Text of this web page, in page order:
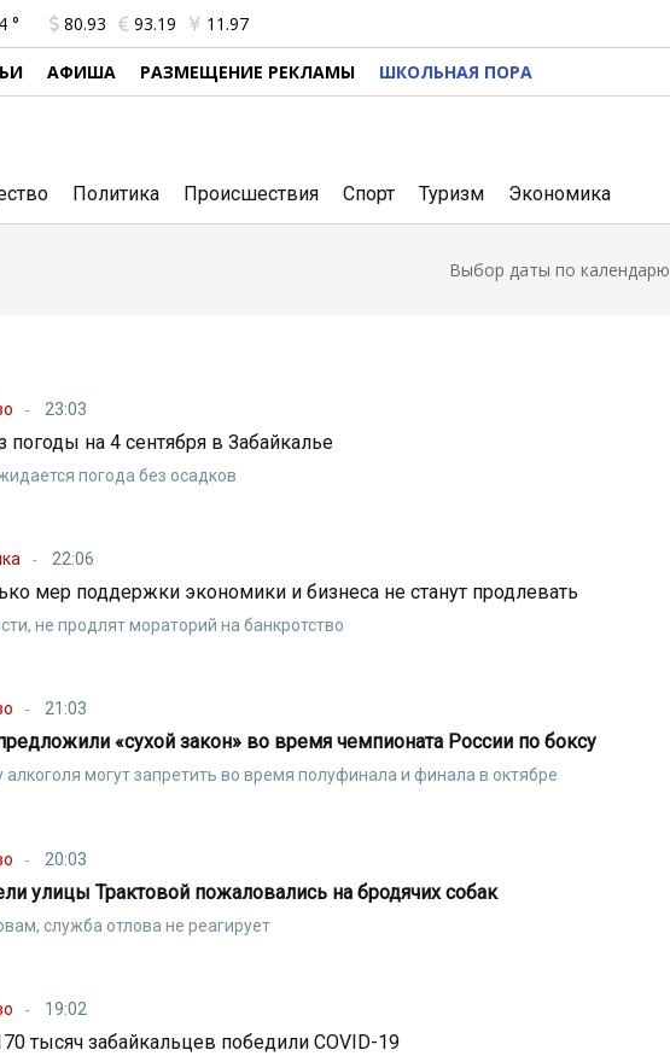
° 80.93 93.19 11.97
АФИША РАЗМЕЩЕНИЕ РЕКЛАМЫ ШКОЛЬНАЯ ПОРА
Политика Происшествия Спорт Туризм Экономика
Выбор даты по календарю
23:03
погоды на 4 сентября в Забайкалье
погода без осадков
22:06
мер поддержки экономики и бизнеса не станут продлевать
не продлят мораторий на банкротство
21:03
«сухой закон» во время чемпионата России по боксу
могут запретить во время полуфинала и финала в октябре
20:03
улицы Трактовой пожаловались на бродячих собак
служба отлова не реагирует
19:02
тысяч забайкальцев победили COVID-19